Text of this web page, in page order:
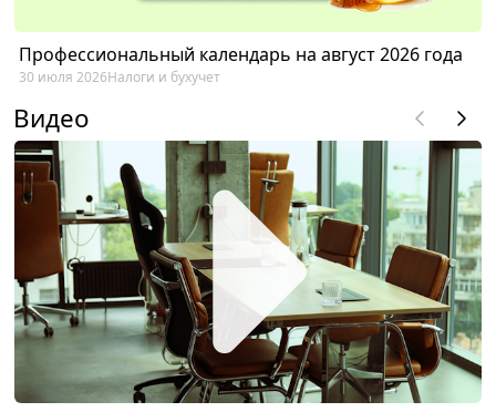
Профессиональный календарь на август 2026 года
30 июля 2026Налоги и бухучет
Видео